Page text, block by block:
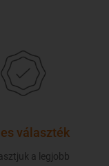
választék
a legjobb